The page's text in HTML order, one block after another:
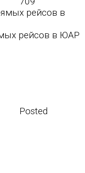
рейсов в ЮАР
Posted